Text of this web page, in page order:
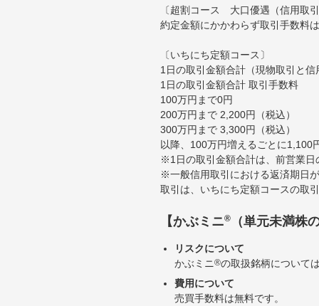
〔超割コース 大口優遇（信用取
約定金額にかかわらず取引手数料
〔いちにち定額コース〕
1日の取引金額合計（現物取引と
1日の取引金額合計 取引手数料
100万円まで0円
200万円まで 2,200円（税込）
300万円まで 3,300円（税込）
以降、100万円増えるごとに1,100
※1日の取引金額合計は、前営業日
※一般信用取引における返済期日
取引は、いちにち定額コースの取
【かぶミニ® （単元未満株
リスクについて
かぶミニ®の取扱銘柄について
費用について
売買手数料は無料です。